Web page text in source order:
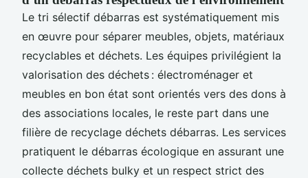
Le tri sélectif débarras est systématiquement mis
en œuvre pour séparer meubles, objets, matériaux
recyclables et déchets. Les équipes privilégient la
valorisation des déchets : électroménager et
meubles en bon état sont orientés vers des dons à
des associations locales, le reste part dans une
filière de recyclage déchets débarras. Les services
pratiquent le débarras écologique en assurant une
collecte déchets bulky et un respect strict des